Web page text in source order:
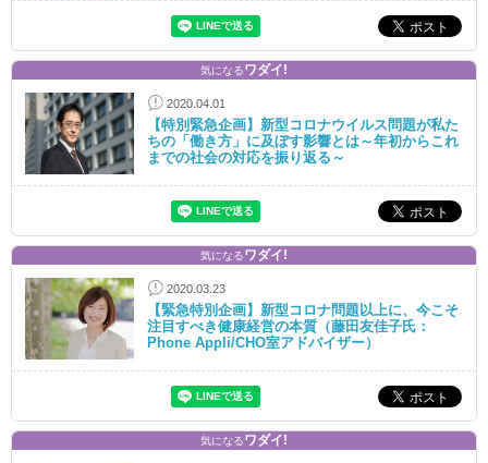
気になるワダイ!
2020.04.01
【特別緊急企画】新型コロナウイルス問題が私た
ちの「働き方」に及ぼす影響とは～年初からこれ
までの社会の対応を振り返る～
気になるワダイ!
2020.03.23
【緊急特別企画】新型コロナ問題以上に、今こそ
注目すべき健康経営の本質（藤田友佳子氏：
Phone Appli/CHO室アドバイザー）
気になるワダイ!